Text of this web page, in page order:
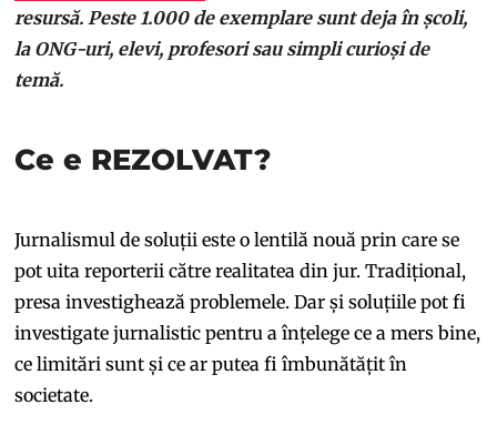
resursă. Peste 1.000 de exemplare sunt deja în școli,
la ONG-uri, elevi, profesori sau simpli curioși de
temă.
Ce e REZOLVAT?
Jurnalismul de soluții este o lentilă nouă prin care se
pot uita reporterii către realitatea din jur. Tradițional,
presa investighează problemele. Dar și soluțiile pot fi
investigate jurnalistic pentru a înțelege ce a mers bine,
ce limitări sunt și ce ar putea fi îmbunătățit în
societate.